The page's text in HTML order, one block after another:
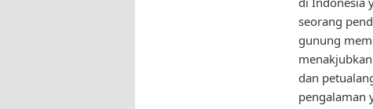
seorang
gunung
dan
pengalaman